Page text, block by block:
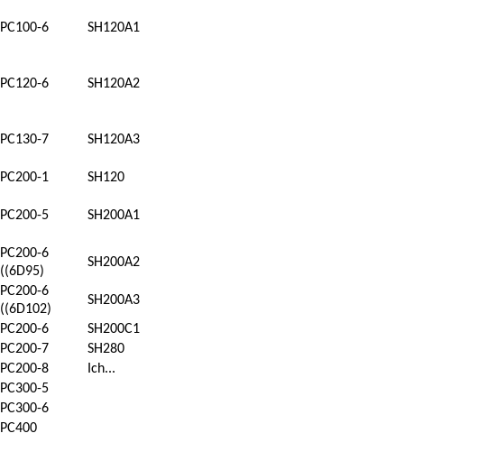
PC100-6 SH120A1
PC120-6 SH120A2
PC130-7 SH120A3
PC200-1 SH120
PC200-5 SH200A1
PC200-6
((6D95)
SH200A2
PC200-6
((6D102)
SH200A3
PC200-6
SH200C1
PC200-7
SH280
PC200-8
Ich...
PC300-5
PC300-6
PC400